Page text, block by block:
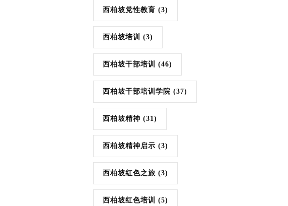
西柏坡党性教育 (3)
西柏坡培训 (3)
西柏坡干部培训 (46)
西柏坡干部培训学院 (37)
西柏坡精神 (31)
西柏坡精神启示 (3)
西柏坡红色之旅 (3)
西柏坡红色培训 (5)